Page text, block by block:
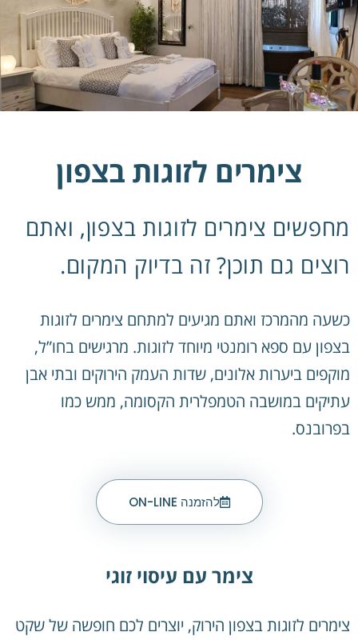
צימרים לזוגות בצפון
מחפשים צימרים לזוגות בצפון, ואתם
רוצים גם תוכן? זה בדיוק המקום.
כשעה מהמרכז ואתם מגיעים למתחם צימרים לזוגות
בצפון עם ספא רומנטי מיוחד לזוגות. מרגישים בחו”ל,
מוקפים ביערות אלונים, שדות העמק הירוקים ובתי אבן
עתיקים במושבה הטמפלרית הקסומה, ממש כמו
בפרובנס.
להזמנה ON-LINE
צימר עם עיסוי זוגי
צימרים לזוגות בצפון הירוק, יוצרים לכם חופשה של שקט